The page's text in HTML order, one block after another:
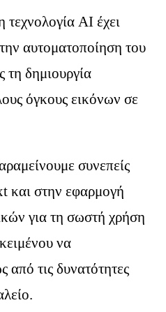
τεχνολογία AI έχει
αυτοματοποίηση του
τη δημιουργία
όγκους εικόνων σε
συνεπείς
και στην εφαρμογή
για τη σωστή χρήση
να
τις δυνατότητες